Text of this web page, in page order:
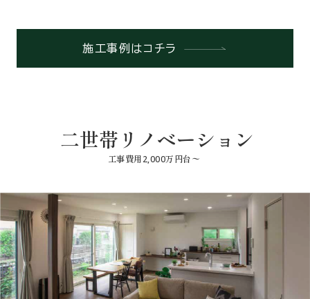
施工事例はコチラ
二世帯リノベーション
工事費用2,000万円台〜